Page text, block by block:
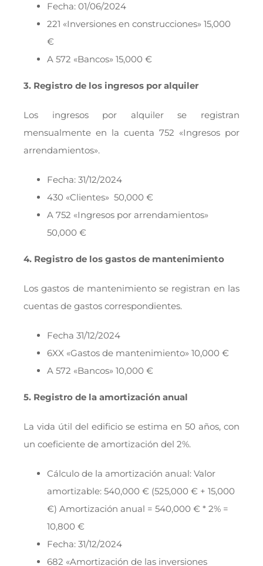
Fecha: 01/06/2024
221 «Inversiones en construcciones» 15,000
€
A 572 «Bancos» 15,000 €
3. Registro de los ingresos por alquiler
Los ingresos por alquiler se registran
mensualmente en la cuenta 752 «Ingresos por
arrendamientos».
Fecha: 31/12/2024
430 «Clientes» 50,000 €
A 752 «Ingresos por arrendamientos»
50,000 €
4. Registro de los gastos de mantenimiento
Los gastos de mantenimiento se registran en las
cuentas de gastos correspondientes.
Fecha 31/12/2024
6XX «Gastos de mantenimiento» 10,000 €
A 572 «Bancos» 10,000 €
5. Registro de la amortización anual
La vida útil del edificio se estima en 50 años, con
un coeficiente de amortización del 2%.
Cálculo de la amortización anual: Valor
amortizable: 540,000 € (525,000 € + 15,000
€) Amortización anual = 540,000 € * 2% =
10,800 €
Fecha: 31/12/2024
682 «Amortización de las inversiones